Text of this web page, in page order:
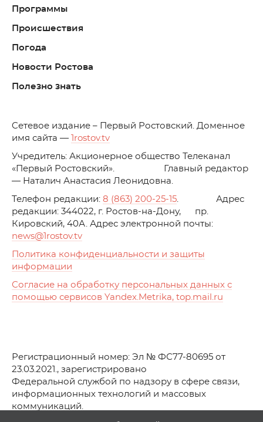
Программы
Происшествия
Погода
Новости Ростова
Полезно знать
Cетевое издание – Первый Ростовский. Доменное
имя сайта —
1rostov.tv
Учредитель: Акционерное общество Телеканал
«Первый Ростовский». Главный редактор
— Наталич Анастасия Леонидовна.
Телефон редакции: 8 (863) 200-25-15. Адрес
редакции: 344022, г. Ростов-на-Дону, пр.
Кировский, 40А. Адрес электронной почты:
news@1rostov.tv
Политика конфиденциальности и защиты
информации
Согласие на обработку персональных данных с
помощью сервисов Yandex.Metrika, top.mail.ru
Регистрационный номер: Эл № ФС77-80695 от
23.03.2021., зарегистрировано
Федеральной службой по надзору в сфере связи,
информационных технологий и массовых
коммуникаций.